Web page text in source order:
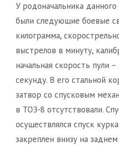
У родоначальника
были следующие боевые
килограмма,
выстрелов в минуту,
начальная скорость пули
секунду. В его стальной
затвор со спусковым
в ТОЗ-8 отсутствовали.
осуществлялся спуск
закреплен внизу на